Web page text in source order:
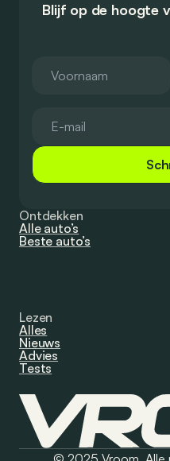
Blijf op de hoogte
Ontdekken
Alle auto’s
Beste auto’s
Lezen
Alles
Nieuws
Advies
Tests